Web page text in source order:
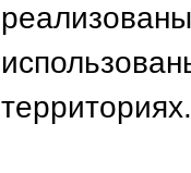
территориях.